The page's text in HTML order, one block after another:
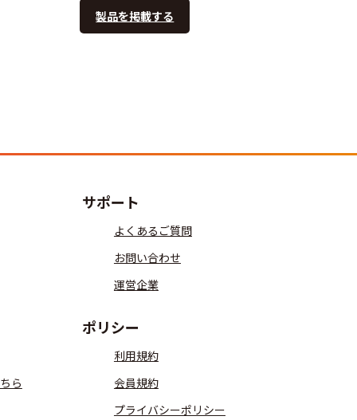
製品を掲載する
ら
サポート
よくあるご質問
お問い合わせ
運営企業
ポリシー
利用規約
会員規約
プライバシーポリシー